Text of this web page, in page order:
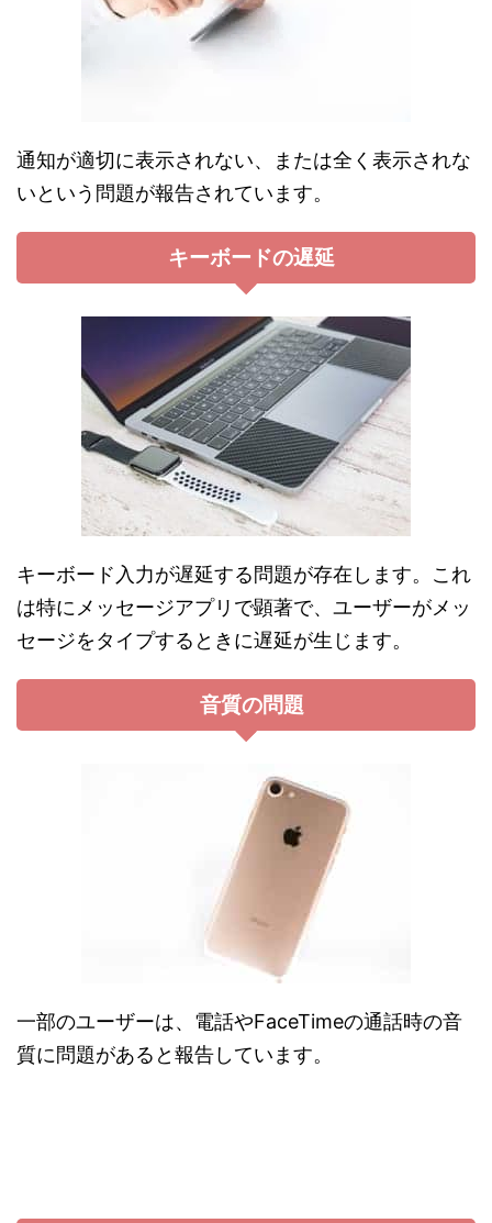
通知が適切に表示されない、または全く表示されな
いという問題が報告されています。
キーボードの遅延
キーボード入力が遅延する問題が存在します。これ
は特にメッセージアプリで顕著で、ユーザーがメッ
セージをタイプするときに遅延が生じます。
音質の問題
一部のユーザーは、電話やFaceTimeの通話時の音
質に問題があると報告しています。